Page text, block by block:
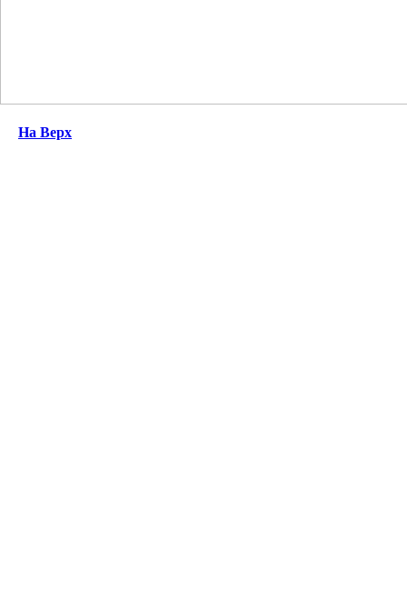
На Верх